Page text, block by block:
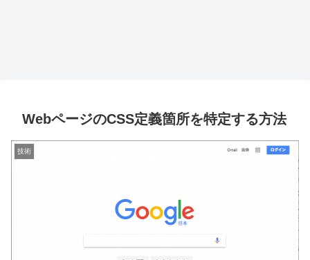
WebページのCSS定義箇所を特定する方法
技術